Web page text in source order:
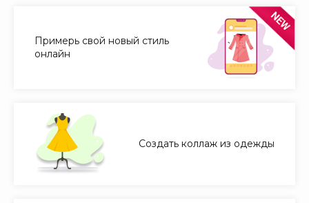
Примерь свой новый стиль
онлайн
Создать коллаж из одежды